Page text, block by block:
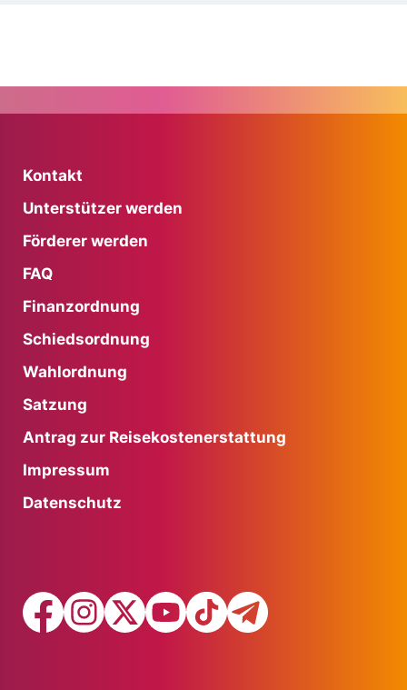
Kontakt
Unterstützer werden
Förderer werden
FAQ
Finanzordnung
Schiedsordnung
Wahlordnung
Satzung
Antrag zur Reisekostenerstattung
Impressum
Datenschutz